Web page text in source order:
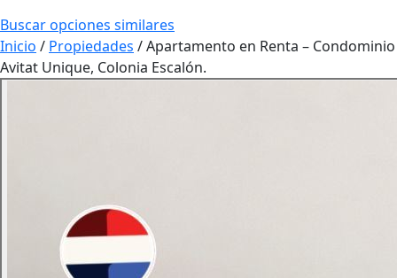
Buscar opciones similares
Inicio / Propiedades /Apartamento en Renta – Condominio
Avitat Unique, Colonia Escalón.